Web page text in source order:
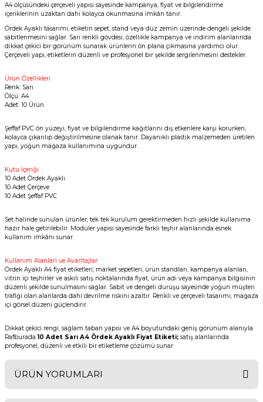
A4 ölçüsündeki çerçeveli yapısı sayesinde kampanya, fiyat ve bilgilendirme
içeriklerinin uzaktan dahi kolayca okunmasına imkân tanır.
Ördek Ayaklı tasarımı, etiketin sepet, stand veya düz zemin üzerinde dengeli şekilde
sabitlenmesini sağlar. Sarı renkli gövdesi, özellikle kampanya ve indirim alanlarında
dikkat çekici bir görünüm sunarak ürünlerin ön plana çıkmasına yardımcı olur.
Çerçeveli yapı, etiketlerin düzenli ve profesyonel bir şekilde sergilenmesini destekler.
Ürün Özellikleri
Renk: Sarı
Ölçü: A4
Adet: 10 Ürün
Şeffaf PVC ön yüzeyi, fiyat ve bilgilendirme kağıtlarını dış etkenlere karşı korurken,
kolayca çıkarılıp değiştirilmesine olanak tanır. Dayanıklı plastik malzemeden üretilen
yapı, yoğun mağaza kullanımına uygundur.
Kutu İçeriği
10 Adet Ördek Ayaklı
10 Adet Çerçeve
10 Adet Şeffaf PVC
Set halinde sunulan ürünler, tek tek kurulum gerektirmeden hızlı şekilde kullanıma
hazır hale getirilebilir. Modüler yapısı sayesinde farklı teşhir alanlarında esnek
kullanım imkânı sunar.
Kullanım Alanları ve Avantajlar
Ördek Ayaklı A4 fiyat etiketleri; market sepetleri, ürün standları, kampanya alanları,
vitrin içi teşhirler ve askılı satış noktalarında fiyat, ürün adı veya kampanya bilgisinin
düzenli şekilde sunulmasını sağlar. Sabit ve dengeli duruşu sayesinde yoğun müşteri
trafiği olan alanlarda dahi devrilme riskini azaltır. Renkli ve çerçeveli tasarımı, mağaza
içi görsel düzeni güçlendirir.
Dikkat çekici rengi, sağlam taban yapısı ve A4 boyutundaki geniş görünüm alanıyla
Rafburada10 Adet Sarı A4 Ördek Ayaklı Fiyat Etiketi; satış alanlarında
profesyonel, düzenli ve etkili bir etiketleme çözümü sunar
ÜRÜN YORUMLARI